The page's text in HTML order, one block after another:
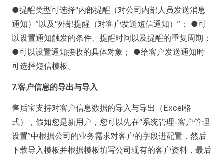
●提醒类型可选择“内部提醒（对公司内部人员发送消息
通知）”以及“外部提醒（对客户发送短信通知）”； ●可
以设置通知触发的条件、提醒时间以及提醒的重复周期；
●可以设置通知接收的具体对象； ●给客户发送通知时
可选择短信模板。
7.客户信息的导出与导入
售后宝支持对客户信息数据的导入与导出（Excel格
式），假如您是新用户，您可以先在“系统管理-客户管理
设置”中根据公司的业务需求对客户的字段进配置，然后
下载导入模板并根据模板填写公司现有的客户资料，最后